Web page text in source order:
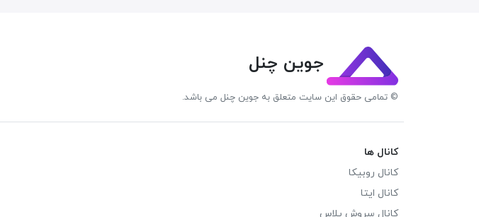
جوین چنل
© تمامی حقوق این سایت متعلق به جوین چنل می باشد.
کانال ها
کانال روبیکا
کانال ایتا
کانال سروش پلاس